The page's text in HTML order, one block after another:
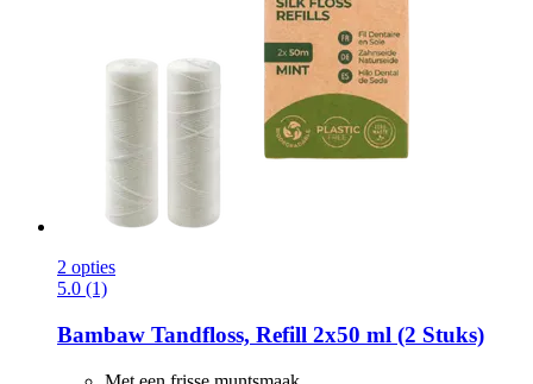
2 opties
5.0 (1)
Bambaw Tandfloss, Refill 2x50 ml (2 Stuks)